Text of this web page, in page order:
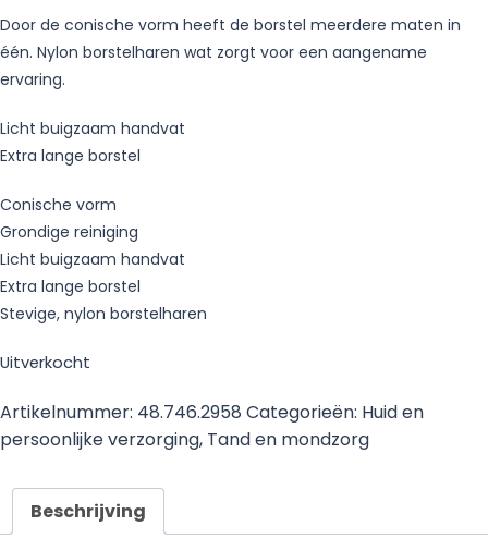
Door de conische vorm heeft de borstel meerdere maten in
één. Nylon borstelharen wat zorgt voor een aangename
ervaring.
Licht buigzaam handvat
Extra lange borstel
Conische vorm
Grondige reiniging
Licht buigzaam handvat
Extra lange borstel
Stevige, nylon borstelharen
Uitverkocht
Artikelnummer: 48.746.2958 Categorieën: Huid en
persoonlijke verzorging, Tand en mondzorg
Beschrijving